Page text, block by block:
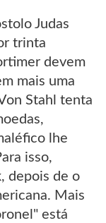
Judas
trinta
devem
mais uma
Stahl tenta
lhe
isso,
depois de o
Mais
está